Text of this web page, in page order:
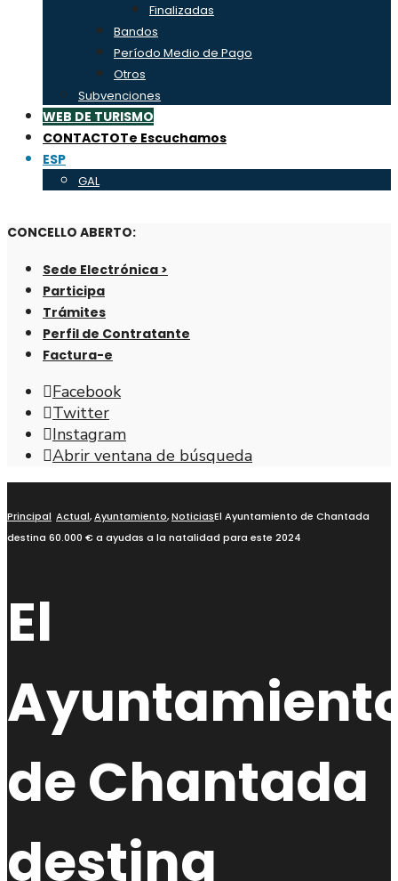
Finalizadas
Bandos
Período Medio de Pago
Otros
Subvenciones
WEB DE TURISMO
CONTACTOTe Escuchamos
ESP
GAL
CONCELLO ABERTO:
Sede Electrónica >
Participa
Trámites
Perfil de Contratante
Factura-e
Facebook
Twitter
Instagram
Abrir ventana de búsqueda
Principal Actual,Ayuntamiento,NoticiasEl Ayuntamiento de Chantada
destina 60.000 € a ayudas a la natalidad para este 2024
El
de Chantada
destina